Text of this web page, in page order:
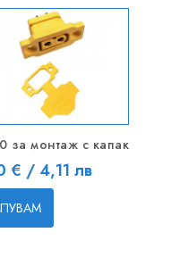
за монтаж с капак
€ / 4,11 лв